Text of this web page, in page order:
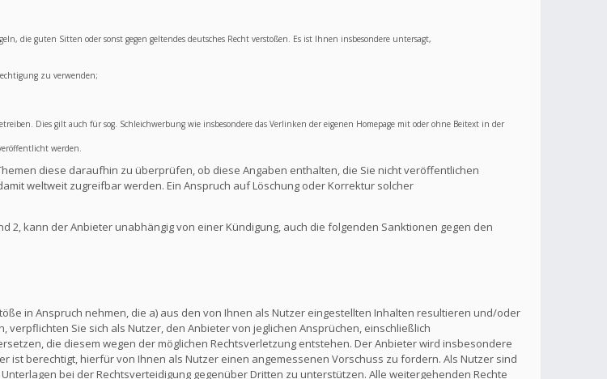
die guten Sitten oder sonst gegen geltendes deutsches Recht verstoßen. Es ist Ihnen insbesondere untersagt,
zu verwenden;
Dies gilt auch für sog. Schleichwerbung wie insbesondere das Verlinken der eigenen Homepage mit oder ohne Beitext in der
werden.
diese daraufhin zu überprüfen, ob diese Angaben enthalten, die Sie nicht veröffentlichen
weltweit zugreifbar werden. Ein Anspruch auf Löschung oder Korrektur solcher
2, kann der Anbieter unabhängig von einer Kündigung, auch die folgenden Sanktionen gegen den
in Anspruch nehmen, die a) aus den von Ihnen als Nutzer eingestellten Inhalten resultieren und/oder
Sie sich als Nutzer, den Anbieter von jeglichen Ansprüchen, einschließlich
die diesem wegen der möglichen Rechtsverletzung entstehen. Der Anbieter wird insbesondere
ist berechtigt, hierfür von Ihnen als Nutzer einen angemessenen Vorschuss zu fordern. Als Nutzer sind
bei der Rechtsverteidigung gegenüber Dritten zu unterstützen. Alle weitergehenden Rechte